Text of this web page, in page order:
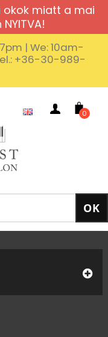
miatt a mai
| We: 10am-
+36-30-989-
0